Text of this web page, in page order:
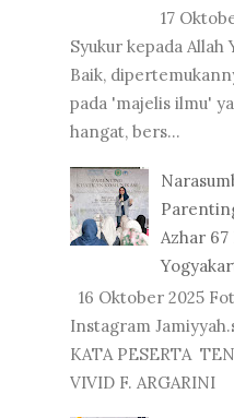
17
Syukur kepada Allah
Baik,
pada 'majelis ilmu'
hangat, bers...
Azhar
16 Oktober 2025
Instagram
KATA PESERTA
VIVID F. ARGARINI